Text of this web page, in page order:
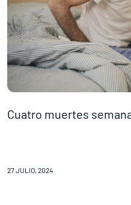
Cuatro muertes
27 JULIO, 2024